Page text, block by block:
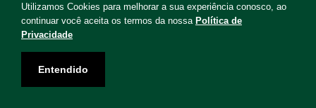
Solicite uma visita para levantamento de serviços!
Utilizamos Cookies para melhorar a sua experiência conosco, ao
continuar você aceita os termos da nossa Política de
Privacidade
Entendido